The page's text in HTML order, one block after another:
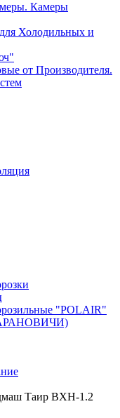
Камеры
Холодильных и
от Производителя.
"POLAIR"
Таир ВХН-1.2